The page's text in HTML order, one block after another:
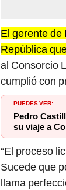
El gerente de
República
al Consorcio
cumplió con
PUEDES VER:
Pedro
su viaje a
“El proceso
Sucede que
llama